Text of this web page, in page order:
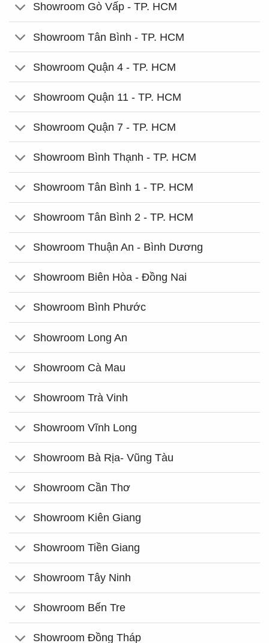
Showroom Gò Vấp - TP. HCM
Showroom Tân Bình - TP. HCM
Showroom Quận 4 - TP. HCM
Showroom Quận 11 - TP. HCM
Showroom Quận 7 - TP. HCM
Showroom Bình Thạnh - TP. HCM
Showroom Tân Bình 1 - TP. HCM
Showroom Tân Bình 2 - TP. HCM
Showroom Thuận An - Bình Dương
Showroom Biên Hòa - Đồng Nai
Showroom Bình Phước
Showroom Long An
Showroom Cà Mau
Showroom Trà Vinh
Showroom Vĩnh Long
Showroom Bà Rịa- Vũng Tàu
Showroom Cần Thơ
Showroom Kiên Giang
Showroom Tiền Giang
Showroom Tây Ninh
Showroom Bến Tre
Showroom Đồng Tháp